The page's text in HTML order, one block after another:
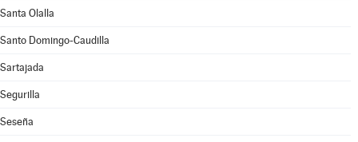
Santa Olalla
Santo Domingo-Caudilla
Sartajada
Segurilla
Seseña